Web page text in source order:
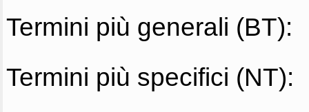
Termini più generali (BT):
Termini più specifici (NT):